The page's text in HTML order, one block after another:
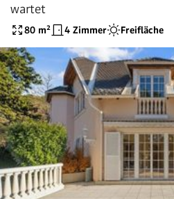
wartet
80 m² 4 Zimmer Freifläche